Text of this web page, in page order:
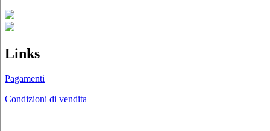
Links
Pagamenti
Condizioni di vendita